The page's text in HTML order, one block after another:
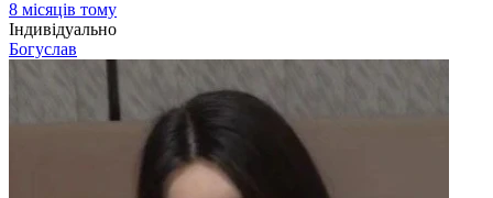
8 місяців тому
Індивідуально
Богуслав